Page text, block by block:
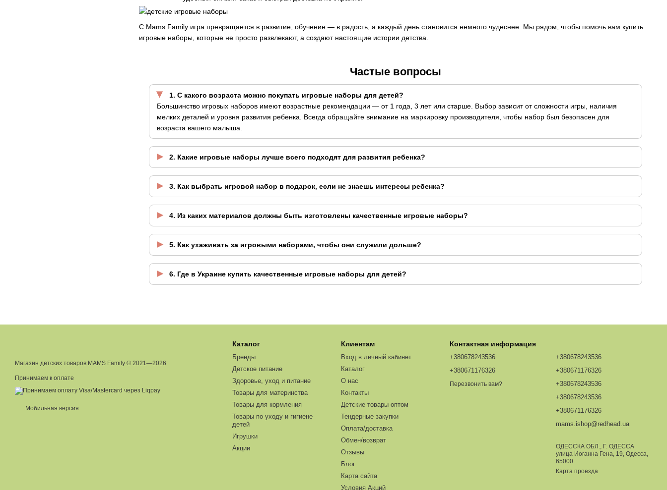
С Mams Family игра превращается в развитие, обучение — в радость, а каждый день становится немного чудеснее. Мы рядом, чтобы помочь вам купить
игровые наборы, которые не просто развлекают, а создают настоящие истории детства.
Частые вопросы
1. С какого возраста можно покупать игровые наборы для детей?
Большинство игровых наборов имеют возрастные рекомендации — от 1 года, 3 лет или старше. Выбор зависит от сложности игры, наличия
мелких деталей и уровня развития ребенка. Всегда обращайте внимание на маркировку производителя, чтобы набор был безопасен для
возраста вашего малыша.
2. Какие игровые наборы лучше всего подходят для развития ребенка?
3. Как выбрать игровой набор в подарок, если не знаешь интересы ребенка?
4. Из каких материалов должны быть изготовлены качественные игровые наборы?
5. Как ухаживать за игровыми наборами, чтобы они служили дольше?
6. Где в Украине купить качественные игровые наборы для детей?
Магазин детских товаров MAMS Family © 2021—2026
Принимаем к оплате
Мобильная версия
Каталог
Бренды
Детское питание
Здоровье, уход и питание
Товары для материнства
Товары для кормления
Товары по уходу и гигиене
детей
Игрушки
Акции
Клиентам
Вход в личный кабинет
Каталог
О нас
Контакты
Детские товары оптом
Тендерные закупки
Оплата/доставка
Обмен/возврат
Отзывы
Блог
Карта сайта
Условия Акций
Контактная информация
+380678243536
+380671176326
Перезвонить вам?
+380678243536
+380671176326
+380678243536
+380678243536
+380671176326
mams.ishop@redhead.ua
ОДЕССКА ОБЛ., Г. ОДЕССА
улица Иоганна Гена, 19, Одесса,
65000
Карта проезда